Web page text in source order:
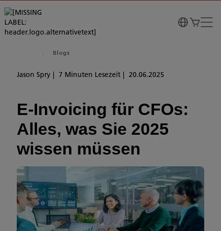
Blogs
Jason Spry 7 Minuten Lesezeit 20.06.2025
E-Invoicing für CFOs:
Alles, was Sie 2025
wissen müssen